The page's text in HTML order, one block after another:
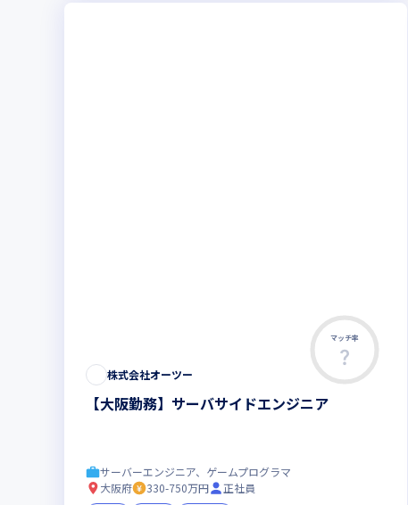
マッチ率
株式会社オーツー
【大阪勤務】サーバサイドエンジニア
サーバーエンジニア、ゲームプログラマ
大阪府
330-750万円
正社員